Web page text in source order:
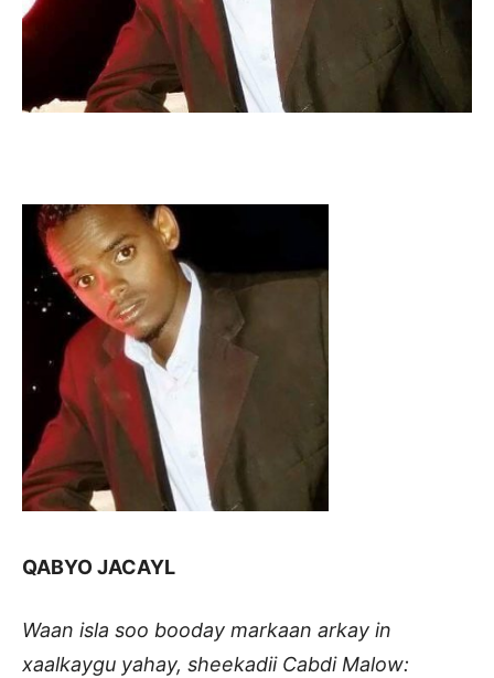
QABYO JACAYL
Waan isla soo booday markaan arkay in
xaalkaygu yahay, sheekadii Cabdi Malow: